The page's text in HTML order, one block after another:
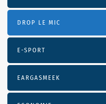
DROP LE MIC
E-SPORT
EARGASMEEK